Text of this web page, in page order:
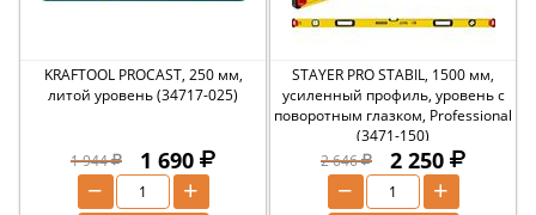
KRAFTOOL PROCAST, 250 мм,
литой уровень (34717-025)
1 944 1 690
+
−
STAYER PRO STABIL, 1500 мм,
усиленный профиль, уровень с
поворотным глазком, Professional
(3471-150)
2 646
2 250
+
−